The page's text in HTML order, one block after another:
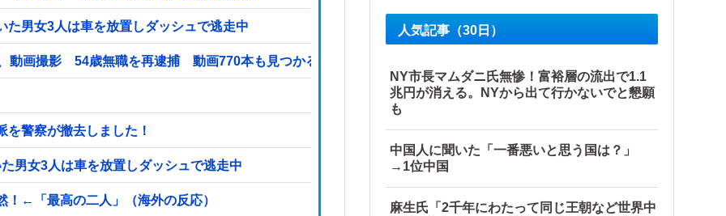
男女3人は車を放置しダッシュで逃走中
動画撮影 54歳無職を再逮捕 動画770本も見つかる
警察が撤去しました！
男女3人は車を放置しダッシュで逃走中
！←「最高の二人」（海外の反応）
人気記事（30日）
NY市長マムダニ氏無惨！富裕層の流出で1.1
兆円が消える。NYから出て行かないでと懇願
も
中国人に聞いた「一番悪いと思う国は？」
→1位中国
麻生氏「2千年にわたって同じ王朝など世界中